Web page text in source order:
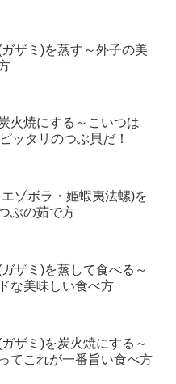
ザミ)を蒸す～外子の美
火焼にする～こいつは
ッタリのつぶ貝だ！
ゾボラ・姫蝦夷法螺)を
ぶの茹で方
ザミ)を蒸して食べる～
な美味しい食べ方
ザミ)を炭火焼にする～
てこれが一番旨い食べ方